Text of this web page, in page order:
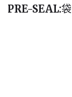
PRE-SEAL: